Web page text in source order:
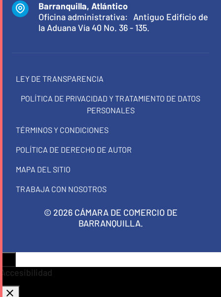
Barranquilla, Atlántico
Oficina administrativa: Antiguo Edificio de
la Aduana Vía 40 No. 36 - 135.
LEY DE TRANSPARENCIA
POLÍTICA DE PRIVACIDAD Y TRATAMIENTO DE DATOS
PERSONALES
TÉRMINOS Y CONDICIONES
POLÍTICA DE DERECHO DE AUTOR
MAPA DEL SITIO
TRABAJA CON NOSOTROS
© 2026 CÁMARA DE COMERCIO DE
BARRANQUILLA.
Accesibilidad
close